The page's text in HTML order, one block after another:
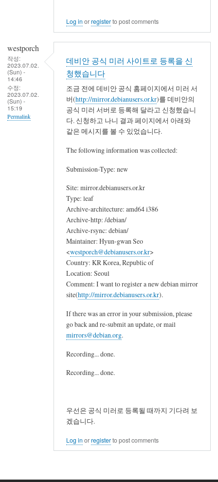
Log in orregisterto post comments
westporch
작성:
2023.07.02.
(Sun) -
14:46
수정:
2023.07.02.
(Sun) -
15:19
Permalink
데비안 공식 미러 사이트로 등록을 신
청했습니다
조금 전에 데비안 공식 홈페이지에서 미러 서
버(http://mirror.debianusers.or.kr)를 데비안의
공식 미러 서버로 등록해 달라고 신청했습니
다. 신청하고 나니 결과 페이지에서 아래와
같은 메시지를 볼 수 있었습니다.
The following information was collected:
Submission-Type: new
Site: mirror.debianusers.or.kr
Type: leaf
Archive-architecture: amd64 i386
Archive-http: /debian/
Archive-rsync: debian/
Maintainer: Hyun-gwan Seo
<westporch@debianusers.or.kr>
Country: KR Korea, Republic of
Location: Seoul
Comment: I want to register a new debian mirror
site(http://mirror.debianusers.or.kr).
If there was an error in your submission, please
go back and re-submit an update, or mail
mirrors@debian.org.
Recording... done.
Recording... done.
우선은 공식 미러로 등록될 때까지 기다려 보
겠습니다.
Log in orregisterto post comments